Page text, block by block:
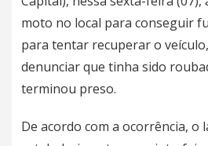
moto no local para conseguir
para tentar recuperar o
denunciar que tinha sido
terminou preso.
De acordo com a ocorrência, o